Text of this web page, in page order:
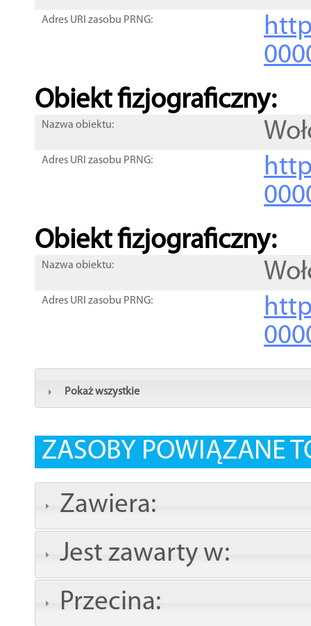
Adres URI zasobu PRNG:
Obiekt fizjograficzny:
Nazwa obiektu:
Adres URI zasobu PRNG:
Obiekt fizjograficzny:
Nazwa obiektu:
Adres URI zasobu PRNG:
Pokaż wszystkie
ZASOBY POWIĄZANE
Zawiera:
Jest zawarty w:
Przecina: